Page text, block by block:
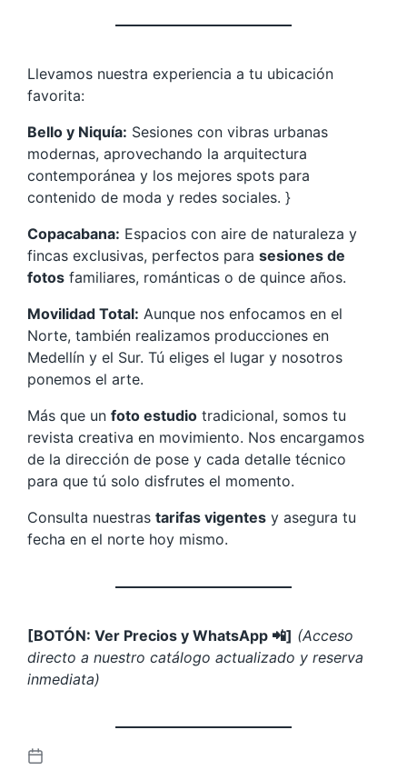
Llevamos nuestra experiencia a tu ubicación
favorita:
Bello y Niquía: Sesiones con vibras urbanas
modernas, aprovechando la arquitectura
contemporánea y los mejores spots para
contenido de moda y redes sociales. }
Copacabana: Espacios con aire de naturaleza y
fincas exclusivas, perfectos para sesiones de
fotos familiares, románticas o de quince años.
Movilidad Total: Aunque nos enfocamos en el
Norte, también realizamos producciones en
Medellín y el Sur. Tú eliges el lugar y nosotros
ponemos el arte.
Más que un foto estudio tradicional, somos tu
revista creativa en movimiento. Nos encargamos
de la dirección de pose y cada detalle técnico
para que tú solo disfrutes el momento.
Consulta nuestras tarifas vigentes y asegura tu
fecha en el norte hoy mismo.
[BOTÓN: Ver Precios y WhatsApp 📲] (Acceso
directo a nuestro catálogo actualizado y reserva
inmediata)
F